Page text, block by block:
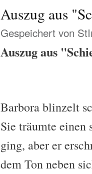
Auszug aus
Gespeichert von
Auszug aus
Barbora blinzelt
Sie träumte einen
ging, aber er
dem Ton neben